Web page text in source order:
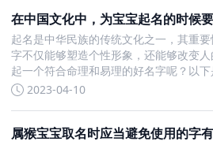
在中国文化中，为宝宝起名的时候
起名是中华民族的传统文化之一，其重
字不仅能够塑造个性形象，还能够改变
起一个符合命理和易理的好名字呢？以
名字要符合命理、易理。起名以符合周易
2023-04-10
属猴宝宝取名时应当避免使用的字